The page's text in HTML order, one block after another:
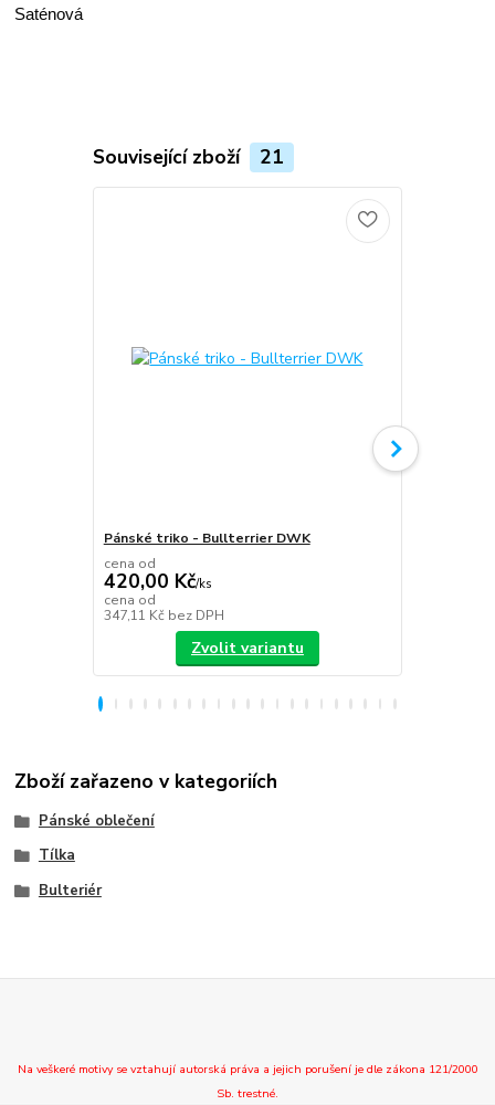
Saténová
Související zboží 21
Pánské triko - Bullterrier DWK
cena od
420,00 Kč/ks
cena od
347,11 Kč bez DPH
Zvolit variantu
Zboží zařazeno v kategoriích
Pánské oblečení
Tílka
Bulteriér
Na veškeré motivy se vztahují autorská práva a jejich porušení je dle zákona 121/2000
Sb. trestné.